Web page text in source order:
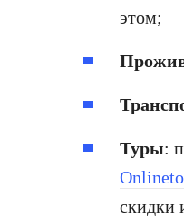
этом;
Туры:
скидки